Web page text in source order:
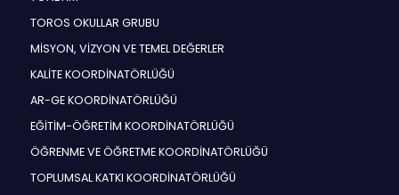
TOROS OKULLAR GRUBU
MİSYON, VİZYON VE TEMEL DEĞERLER
KALİTE KOORDİNATÖRLÜĞÜ
AR-GE KOORDİNATÖRLÜĞÜ
EĞİTİM-ÖĞRETİM KOORDİNATÖRLÜĞÜ
ÖĞRENME VE ÖĞRETME KOORDİNATÖRLÜĞÜ
TOPLUMSAL KATKI KOORDİNATÖRLÜĞÜ